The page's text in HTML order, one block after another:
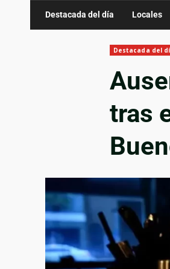
Destacada del día Locales
Destacada del
tras